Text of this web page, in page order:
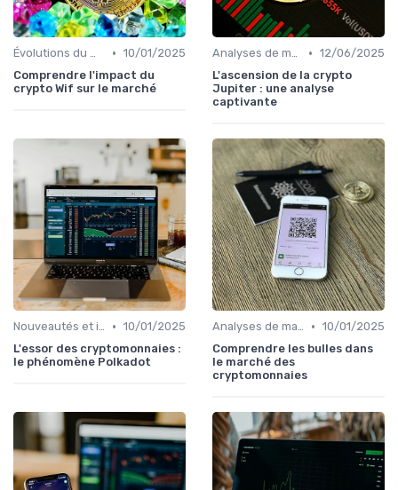
Évolutions du marché des cryptos • 10/01/2025
Comprendre l'impact du
crypto Wif sur le marché
Analyses de marché • 12/06/2025
L'ascension de la crypto
Jupiter : une analyse
captivante
Nouveautés et innovations • 10/01/2025
L'essor des cryptomonnaies :
le phénomène Polkadot
Analyses de marché • 10/01/2025
Comprendre les bulles dans
le marché des
cryptomonnaies